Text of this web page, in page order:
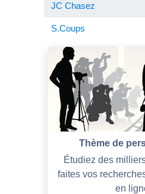
JC Chasez
S.Coups
Thème de
Étudiez des
faites vos
en